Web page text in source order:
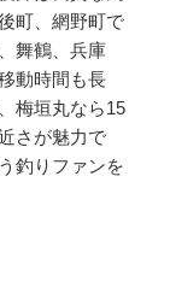
町、網野町で
舞鶴、兵庫
動時間も長
梅垣丸なら15
さが魅力で
釣りファンを